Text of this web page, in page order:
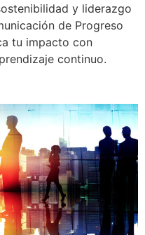
y liderazgo
de Progreso
tu impacto con
continuo.